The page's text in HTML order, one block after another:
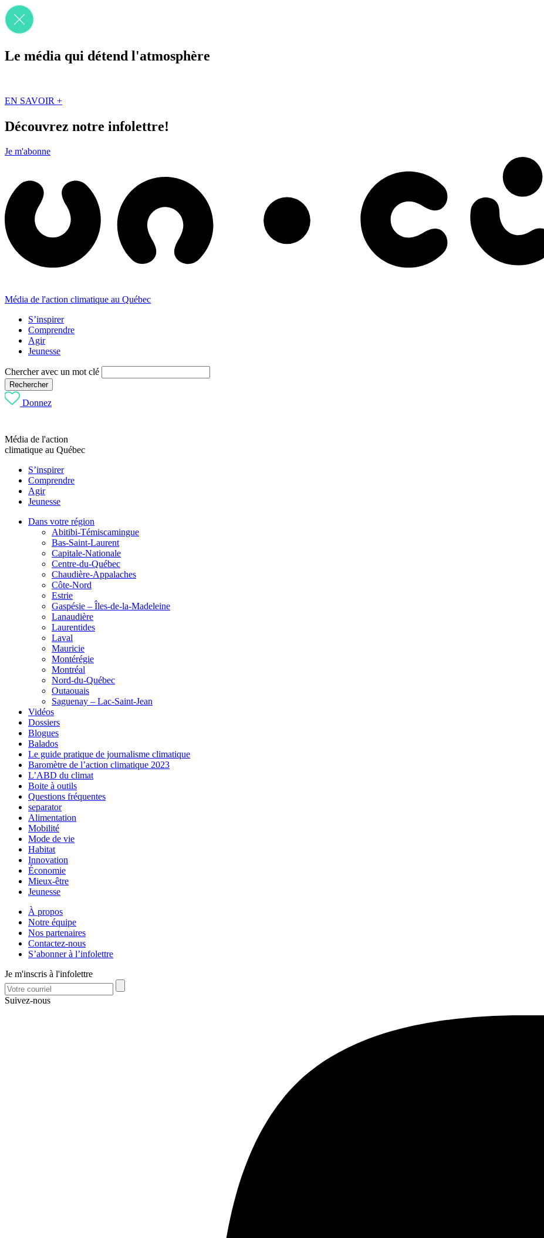
Le média qui détend l'atmosphère
EN SAVOIR +
Découvrez notre infolettre!
Je m'abonne
Média de l'action climatique au Québec
S’inspirer
Comprendre
Agir
Jeunesse
Chercher avec un mot clé
Rechercher
Donnez
Média de l'action
climatique au Québec
S’inspirer
Comprendre
Agir
Jeunesse
Dans votre région
Abitibi-Témiscamingue
Bas-Saint-Laurent
Capitale-Nationale
Centre-du-Québec
Chaudière-Appalaches
Côte-Nord
Estrie
Gaspésie – Îles-de-la-Madeleine
Lanaudière
Laurentides
Laval
Mauricie
Montérégie
Montréal
Nord-du-Québec
Outaouais
Saguenay – Lac-Saint-Jean
Vidéos
Dossiers
Blogues
Balados
Le guide pratique de journalisme climatique
Baromètre de l’action climatique 2023
L’ABD du climat
Boite à outils
Questions fréquentes
separator
Alimentation
Mobilité
Mode de vie
Habitat
Innovation
Économie
Mieux-être
Jeunesse
À propos
Notre équipe
Nos partenaires
Contactez-nous
S’abonner à l’infolettre
Je m'inscris à l'infolettre
Suivez-nous